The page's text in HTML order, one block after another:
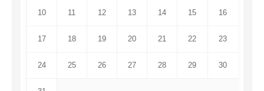
10 11 12 13 14 15 16
17 18 19 20 21 22 23
24 25 26 27 28 29 30